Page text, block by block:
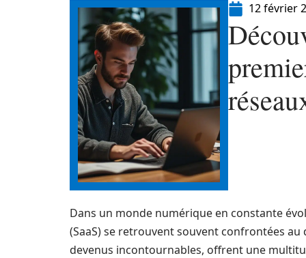
12 février
Dans un monde numérique en constante
(SaaS) se retrouvent souvent confrontées
devenus incontournables, offrent une